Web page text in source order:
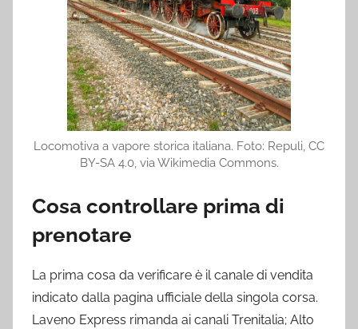
Locomotiva a vapore storica italiana. Foto: Repuli, CC
BY-SA 4.0, via Wikimedia Commons.
Cosa controllare prima di
prenotare
La prima cosa da verificare è il canale di vendita
indicato dalla pagina ufficiale della singola corsa.
Laveno Express rimanda ai canali Trenitalia; Alto